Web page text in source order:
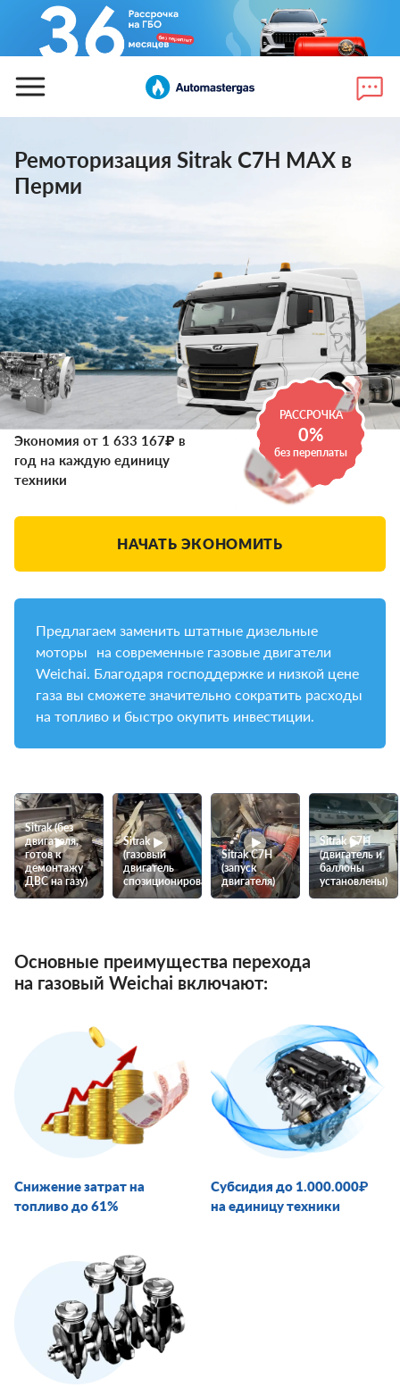
РАССРОЧКА
0%
без переплаты
Ремоторизация Sitrak С7Н МАХ в
Перми
Экономия от 1 633 167₽ в
год на каждую единицу
техники
НАЧАТЬ ЭКОНОМИТЬ
Предлагаем заменить штатные дизельные
моторы на современные газовые двигатели
Weichai. Благодаря господдержке и низкой цене
газа вы сможете значительно сократить расходы
на топливо и быстро окупить инвестиции.
Sitrak (без
двигателя,
готов к
демонтажу
ДВС на газу)
Sitrak
(газовый
двигатель
спозиционирован)
Sitrak C7H
(запуск
двигателя)
Sitrak C7H
(двигатель и
баллоны
установлены)
Основные преимущества перехода
на газовый Weichai включают:
Снижение затрат на
топливо до 61%
Субсидия до 1.000.000₽
на единицу техники